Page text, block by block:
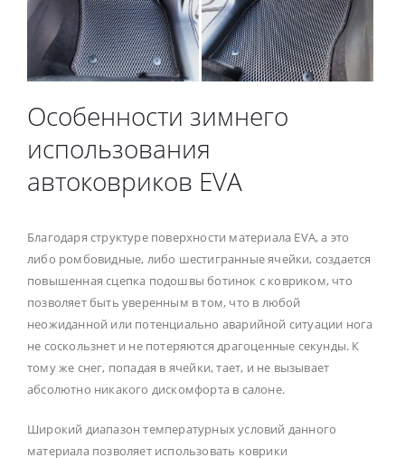
Особенности зимнего
использования
автоковриков EVA
Благодаря структуре поверхности материала EVA, а это
либо ромбовидные, либо шестигранные ячейки, создается
повышенная сцепка подошвы ботинок с ковриком, что
позволяет быть уверенным в том, что в любой
неожиданной или потенциально аварийной ситуации нога
не соскользнет и не потеряются драгоценные секунды. К
тому же снег, попадая в ячейки, тает, и не вызывает
абсолютно никакого дискомфорта в салоне.
Широкий диапазон температурных условий данного
материала позволяет использовать коврики